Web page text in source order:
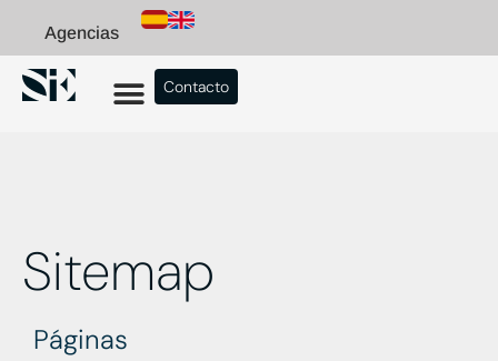
Agencias
Contacto
Sitemap
Páginas